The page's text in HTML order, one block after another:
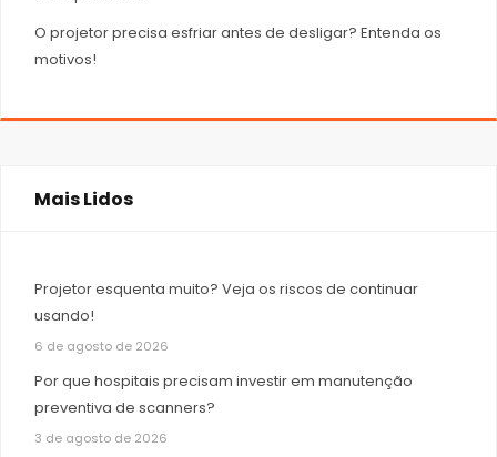
O projetor precisa esfriar antes de desligar? Entenda os
motivos!
Mais Lidos
Projetor esquenta muito? Veja os riscos de continuar
usando!
6 de agosto de 2026
Por que hospitais precisam investir em manutenção
preventiva de scanners?
3 de agosto de 2026